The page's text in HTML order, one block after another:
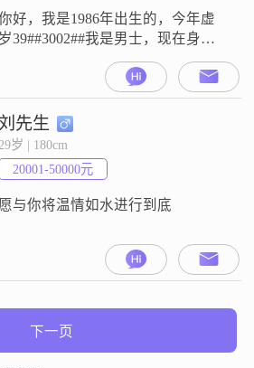
起朝着同一个
好，我是1986年出生的，今年虚
岁39##3002##我是男士，现在身高
是180cm##3002##我的月收入在
12001元到20000元这个区间
我目前的工作地点在太原
##3002##我的学历是大学本科
##3002##关于我的一些个人特征，
边的人说我是一个稳重可靠的人
平时我比较注重健
刘先生
29岁 | 180cm
20001-50000元
愿与你将温情如水进行到底
下一页